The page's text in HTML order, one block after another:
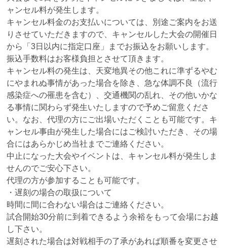
ャンセル料が発生します。
キャンセル料金のお支払いについては、別途ご案内をお送
りさせていただきますので、キャンセルした大会の開催日
から「3日以内に指定口座」までお振込をお願いします。
振込手数料はお客様負担とさせて頂きます。
キャンセル料の発生は、天変地異その他これに準ずるやむ
にやまれぬ事情があった場合を除き、急な体調不良（流行
感染症への罹患を含む）、交通機関の乱れ、その他いかな
る事情に関わらず発生いたしますので予めご留意くださ
い。なお、代理の方にご出場いただくことも可能です。キ
ャンセル事由が発生した場合にはご検討いただき、その場
合にはあらかじめ当社までご連絡ください。
中止になった大会やイベントは、キャンセル料が発生しま
せんのでご安心下さい。
代理の方が参加することも可能です。
・遅刻の場合の取扱について
時間に間に合わない場合はご連絡ください。
試合開始30分前に到着できるよう余裕をもって会場にお越
し下さい。
遅刻された場合は対戦相手の了承があれば順番を変更させ